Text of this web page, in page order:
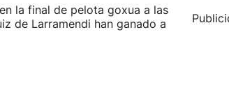
la final de pelota goxua a las
de Larramendi han ganado a